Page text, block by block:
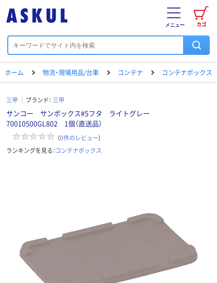
カゴ
メニュー
ホーム 物流・現場用品/台車 コンテナ コンテナボックス
三甲 ブランド： 三甲
サンコー サンボックス#5フタ ライトグレー
70010500GL802 1個（直送品）
（0件のレビュー）
ランキングを見る：コンテナボックス